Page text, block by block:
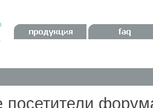
посетители